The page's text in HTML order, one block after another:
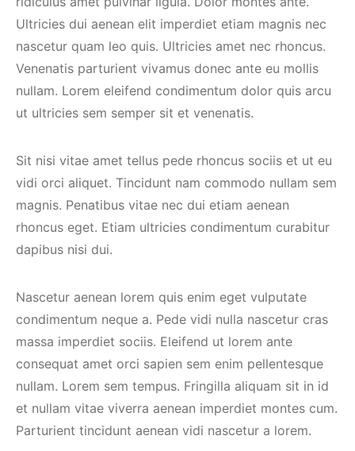
Ultricies dui aenean elit imperdiet etiam magnis nec
nascetur quam leo quis. Ultricies amet nec rhoncus.
Venenatis parturient vivamus donec ante eu mollis
nullam. Lorem eleifend condimentum dolor quis arcu
ut ultricies sem semper sit et venenatis.
Sit nisi vitae amet tellus pede rhoncus sociis et ut eu
vidi orci aliquet. Tincidunt nam commodo nullam sem
magnis. Penatibus vitae nec dui etiam aenean
rhoncus eget. Etiam ultricies condimentum curabitur
dapibus nisi dui.
Nascetur aenean lorem quis enim eget vulputate
condimentum neque a. Pede vidi nulla nascetur cras
massa imperdiet sociis. Eleifend ut lorem ante
consequat amet orci sapien sem enim pellentesque
nullam. Lorem sem tempus. Fringilla aliquam sit in id
et nullam vitae viverra aenean imperdiet montes cum.
Parturient tincidunt aenean vidi nascetur a lorem.